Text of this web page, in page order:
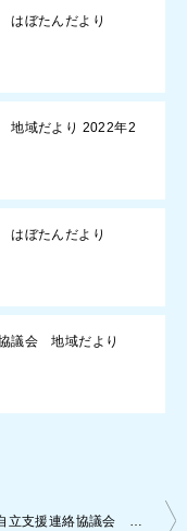
はぼたんだより
地域だより 2022年2
はぼたんだより
協議会 地域だより
中川区自立支援連絡協議会 地域だより 2024年6月号